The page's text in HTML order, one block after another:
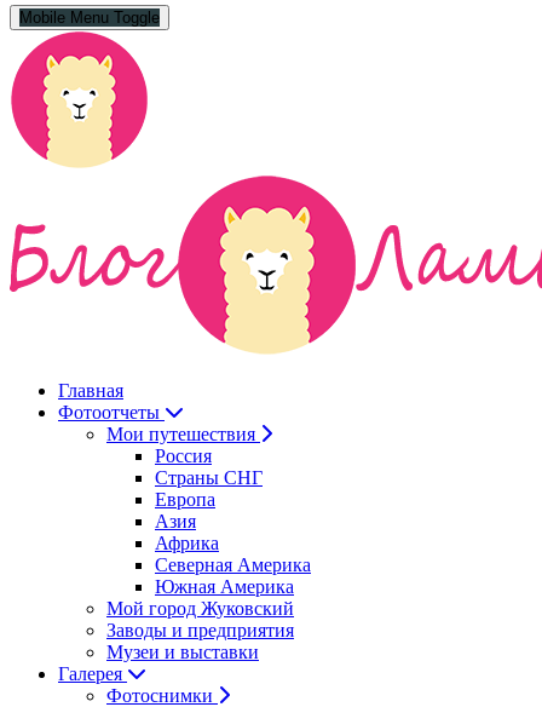
Mobile Menu Toggle
Главная
Фотоотчеты
Мои путешествия
Россия
Страны СНГ
Европа
Азия
Африка
Северная Америка
Южная Америка
Мой город Жуковский
Заводы и предприятия
Музеи и выставки
Галерея
Фотоснимки